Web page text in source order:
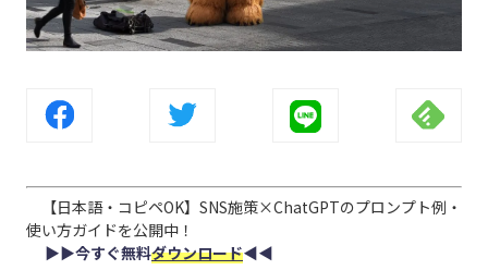
【日本語・コピペOK】SNS施策×ChatGPTのプロンプト例・
使い方ガイドを公開中！
▶︎▶︎今すぐ無料ダウンロード◀︎◀︎